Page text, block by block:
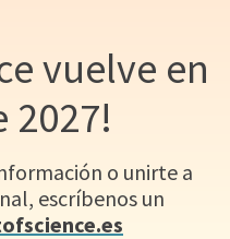
vuelve en
2027!
o unirte a
escríbenos un